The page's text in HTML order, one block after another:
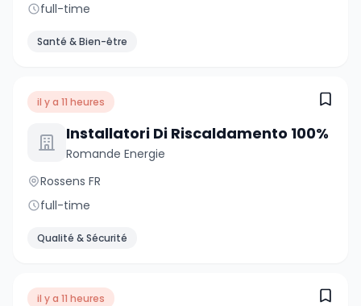
full-time
Santé & Bien-être
il y a 11 heures
Installatori Di Riscaldamento 100%
Romande Energie
Rossens FR
full-time
Qualité & Sécurité
il y a 11 heures